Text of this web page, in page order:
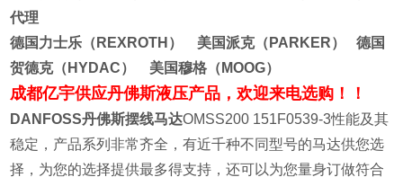
代理
德国力士乐（REXROTH） 美国派克（PARKER） 德国
贺德克（HYDAC） 美国穆格（MOOG）
成都亿宇供应丹佛斯液压产品，欢迎来电选购！！
DANFOSS丹佛斯摆线马达OMSS200 151F0539-3性能及其
稳定，产品系列非常齐全，有近千种不同型号的马达供您选
择，为您的选择提供最多得支持，还可以为您量身订做符合